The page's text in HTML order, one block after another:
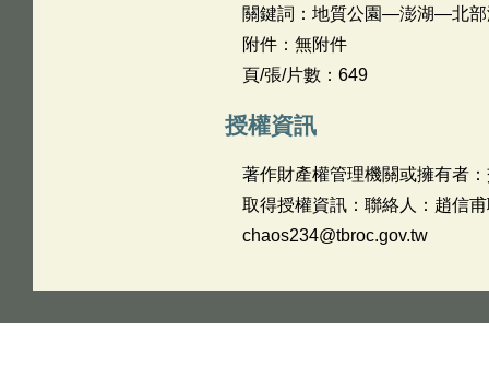
關鍵詞：地質公園—澎湖—北
附件：無附件
頁/張/片數：649
授權資訊
著作財產權管理機關或擁有者
取得授權資訊：聯絡人：趙信
chaos234@tbroc.gov.tw